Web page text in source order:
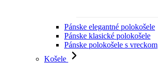
Pánske elegantné polokošele
Pánske klasické polokošele
Pánske polokošele s vreckom
Košele